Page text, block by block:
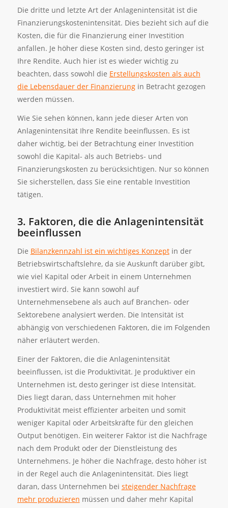
Die dritte und letzte Art der Anlagenintensität ist die
Finanzierungskostenintensität. Dies bezieht sich auf die
Kosten, die für die Finanzierung einer Investition
anfallen. Je höher diese Kosten sind, desto geringer ist
Ihre Rendite. Auch hier ist es wieder wichtig zu
beachten, dass sowohl die Erstellungskosten als auch
die Lebensdauer der Finanzierungin Betracht gezogen
werden müssen.
Wie Sie sehen können, kann jede dieser Arten von
Anlagenintensität Ihre Rendite beeinflussen. Es ist
daher wichtig, bei der Betrachtung einer Investition
sowohl die Kapital- als auch Betriebs- und
Finanzierungskosten zu berücksichtigen. Nur so können
Sie sicherstellen, dass Sie eine rentable Investition
tätigen.
3. Faktoren, die die Anlagenintensität
beeinflussen
Die Bilanzkennzahl ist ein wichtiges Konzeptin der
Betriebswirtschaftslehre, da sie Auskunft darüber gibt,
wie viel Kapital oder Arbeit in einem Unternehmen
investiert wird. Sie kann sowohl auf
Unternehmensebene als auch auf Branchen- oder
Sektorebene analysiert werden. Die Intensität ist
abhängig von verschiedenen Faktoren, die im Folgenden
näher erläutert werden.
Einer der Faktoren, die die Anlagenintensität
beeinflussen, ist die Produktivität. Je produktiver ein
Unternehmen ist, desto geringer ist diese Intensität.
Dies liegt daran, dass Unternehmen mit hoher
Produktivität meist effizienter arbeiten und somit
weniger Kapital oder Arbeitskräfte für den gleichen
Output benötigen. Ein weiterer Faktor ist die Nachfrage
nach dem Produkt oder der Dienstleistung des
Unternehmens. Je höher die Nachfrage, desto höher ist
in der Regel auch die Anlagenintensität. Dies liegt
daran, dass Unternehmen bei steigender Nachfrage
mehr produzieren müssen und daher mehr Kapital